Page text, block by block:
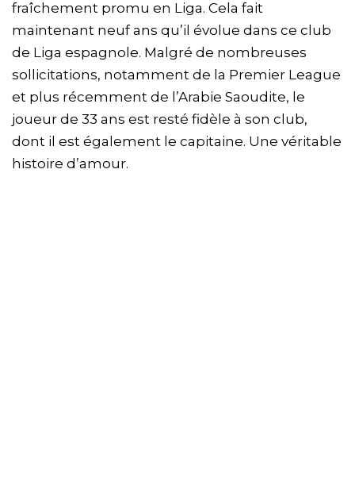
fraîchement promu en Liga. Cela fait
maintenant neuf ans qu’il évolue dans ce club
de Liga espagnole. Malgré de nombreuses
sollicitations, notamment de la Premier League
et plus récemment de l’Arabie Saoudite, le
joueur de 33 ans est resté fidèle à son club,
dont il est également le capitaine. Une véritable
histoire d’amour.